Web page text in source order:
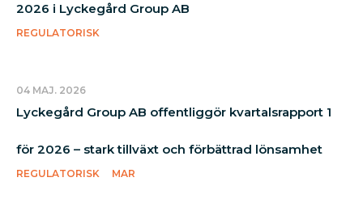
2026 i Lyckegård Group AB
REGULATORISK
04 MAJ. 2026
Lyckegård Group AB offentliggör kvartalsrapport 1
för 2026 – stark tillväxt och förbättrad lönsamhet
REGULATORISK MAR